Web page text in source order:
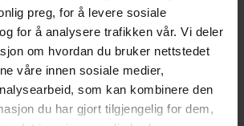
preg, for å levere sosiale
for å analysere trafikken vår. Vi deler
om hvordan du bruker nettstedet
våre innen sosiale medier,
som kan kombinere den
du har gjort tilgjengelig for dem,
Sett med to barstoler som gir et
uttrykk til hjemmet ditt.
Utskårne geometriske metallben som
elegant look.
Avtakbare puter med mykt